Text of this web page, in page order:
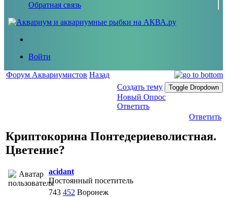
Обратная связь
Войти
Форум Аквариумистов Назад
Создать тему
Toggle Dropdown
Новый Опрос
Ответить
Ответить
Криптокорина Понтедериеволистная.
Цветение?
acidant
Постоянный посетитель
743 452 Воронеж